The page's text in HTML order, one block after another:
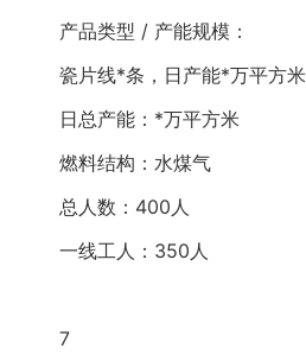
产品类型 / 产能规模：
瓷片线*条，日产能*万平方米
日总产能：*万平方米
燃料结构：水煤气
总人数：400人
一线工人：350人
7